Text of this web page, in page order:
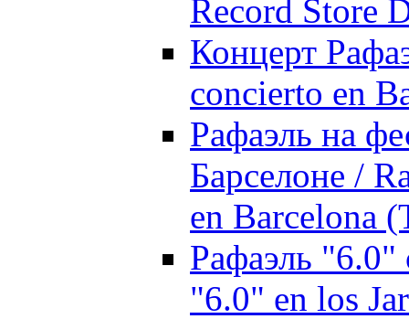
Record Store
Концерт
concierto en
Рафаэль на
Барселоне /
en Barcelona
Рафаэль "6.0"
"6.0" en los